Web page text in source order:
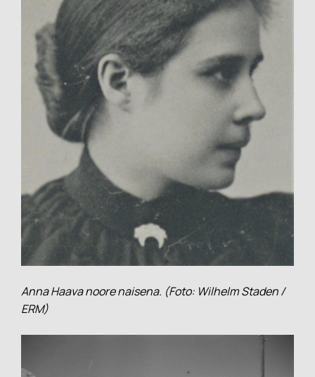
Anna Haava noore naisena. (Foto: Wilhelm Staden /
ERM)